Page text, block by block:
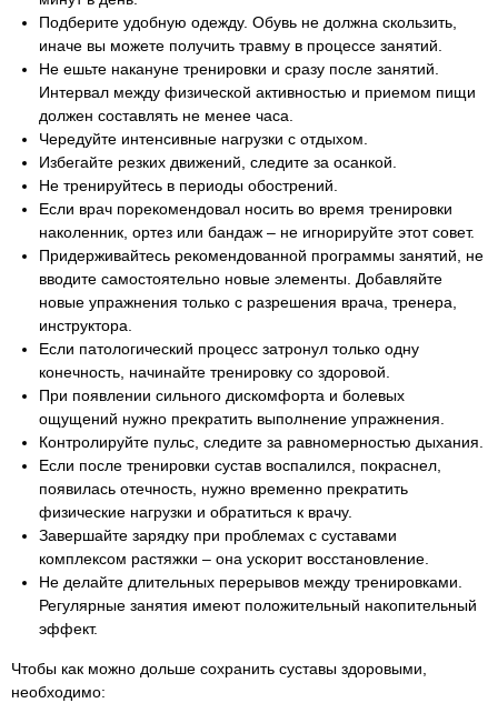
Подберите удобную одежду. Обувь не должна скользить,
иначе вы можете получить травму в процессе занятий.
Не ешьте накануне тренировки и сразу после занятий.
Интервал между физической активностью и приемом пищи
должен составлять не менее часа.
Чередуйте интенсивные нагрузки с отдыхом.
Избегайте резких движений, следите за осанкой.
Не тренируйтесь в периоды обострений.
Если врач порекомендовал носить во время тренировки
наколенник, ортез или бандаж – не игнорируйте этот совет.
Придерживайтесь рекомендованной программы занятий, не
вводите самостоятельно новые элементы. Добавляйте
новые упражнения только с разрешения врача, тренера,
инструктора.
Если патологический процесс затронул только одну
конечность, начинайте тренировку со здоровой.
При появлении сильного дискомфорта и болевых
ощущений нужно прекратить выполнение упражнения.
Контролируйте пульс, следите за равномерностью дыхания.
Если после тренировки сустав воспалился, покраснел,
появилась отечность, нужно временно прекратить
физические нагрузки и обратиться к врачу.
Завершайте зарядку при проблемах с суставами
комплексом растяжки – она ускорит восстановление.
Не делайте длительных перерывов между тренировками.
Регулярные занятия имеют положительный накопительный
эффект.
Чтобы как можно дольше сохранить суставы здоровыми,
необходимо: